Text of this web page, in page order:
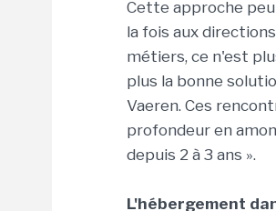
Cette approche
la fois aux
métiers, ce n'est
plus la bonne
Vaeren. Ces
profondeur en
depuis 2 à 3 ans ».
L'hébergement